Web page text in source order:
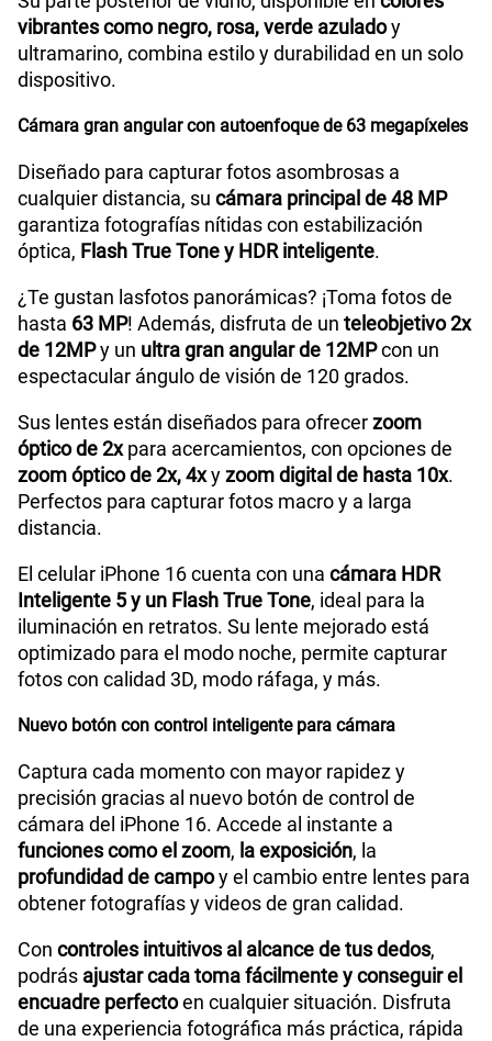
vibrantes como negro, rosa, verde azuladoy
ultramarino, combina estilo y durabilidad en un solo
dispositivo.
Cámara gran angular con autoenfoque de 63 megapíxeles
Diseñado para capturar fotos asombrosas a
cualquier distancia, su cámara principal de 48 MP
garantiza fotografías nítidas con estabilización
óptica, Flash True Tone y HDR inteligente.
¿Te gustan lasfotos panorámicas? ¡Toma fotos de
hasta 63 MP! Además, disfruta de un teleobjetivo 2x
de 12MPy un ultra gran angular de 12MPcon un
espectacular ángulo de visión de 120 grados.
Sus lentes están diseñados para ofrecerzoom
óptico de 2xpara acercamientos, con opciones de
zoom óptico de 2x, 4xyzoom digital de hasta 10x.
Perfectos para capturar fotos macro y a larga
distancia.
El celular iPhone 16 cuenta con una cámara HDR
Inteligente 5 y un Flash True Tone, ideal para la
iluminación en retratos. Su lente mejorado está
optimizado para el modo noche, permite capturar
fotos con calidad 3D, modo ráfaga, y más.
Nuevo botón con control inteligente para cámara
Captura cada momento con mayor rapidez y
precisión gracias al nuevo botón de control de
cámara del iPhone 16. Accede al instante a
funciones como el zoom, la exposición, la
profundidad de campoy el cambio entre lentes para
obtener fotografías y videos de gran calidad.
Con controles intuitivos al alcance de tus dedos,
podrás ajustar cada toma fácilmente y conseguir el
encuadre perfectoen cualquier situación. Disfruta
de una experiencia fotográfica más práctica, rápida